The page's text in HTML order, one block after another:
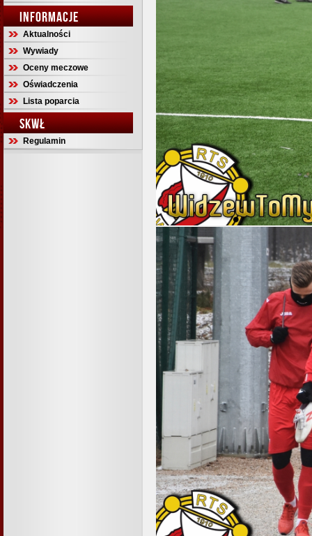
INFORMACJE
Aktualności
Wywiady
Oceny meczowe
Oświadczenia
Lista poparcia
SKWŁ
Regulamin